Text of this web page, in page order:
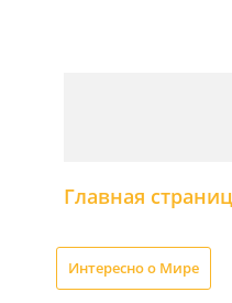
Главная
Интересно о Мире